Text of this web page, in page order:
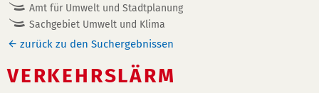
Amt für Umwelt und Stadtplanung
Sachgebiet Umwelt und Klima
zurück zu den Suchergebnissen
VERKEHRSLÄRM